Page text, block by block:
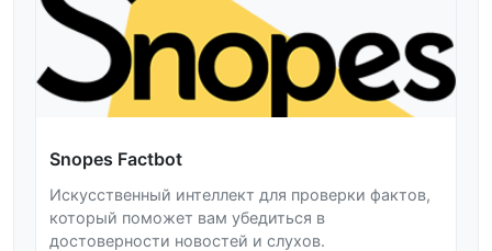
Snopes Factbot
Искусственный интеллект для проверки фактов,
который поможет вам убедиться в
достоверности новостей и слухов.